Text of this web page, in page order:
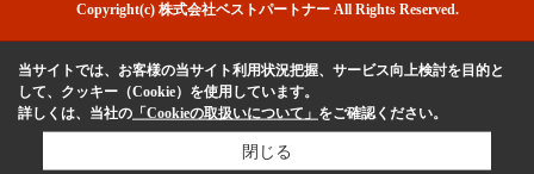
Copyright(c) 株式会社ベストパートナー All Rights Reserved.
当サイトでは、お客様の当サイト利用状況把握、サービス向上検討を目的と
して、クッキー（Cookie）を使用しています。
詳しくは、当社の 「Cookieの取扱いについて」 をご確認ください。
閉じる